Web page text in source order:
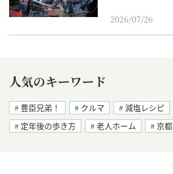
2026/07/26
人気のキーワード
豊臣兄弟！ クルマ 減塩レシピ
定年後の歩き方
老人ホーム 京都